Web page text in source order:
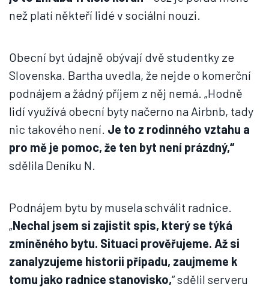
než platí někteří lidé v sociální nouzi.
Obecní byt údajně obývají dvě studentky ze
Slovenska. Bartha uvedla, že nejde o komerční
podnájem a žádný příjem z něj nemá. „Hodně
lidí využívá obecní byty načerno na Airbnb, tady
nic takového není. Je to z rodinného vztahu a
pro mě je pomoc, že ten byt není prázdný,“
sdělila Deníku N.
Podnájem bytu by musela schválit radnice.
„Nechal jsem si zajistit spis, který se týká
zmíněného bytu. Situaci prověřujeme. Až si
zanalyzujeme historii případu, zaujmeme k
tomu jako radnice stanovisko,“ sdělil serveru